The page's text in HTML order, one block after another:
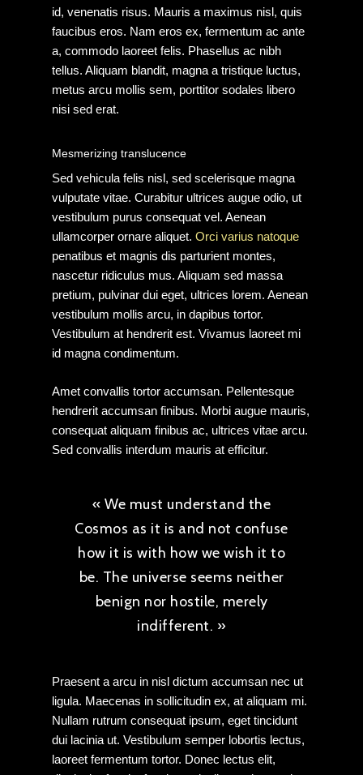
id, venenatis risus. Mauris a maximus nisl, quis
faucibus eros. Nam eros ex, fermentum ac ante
a, commodo laoreet felis. Phasellus ac nibh
tellus. Aliquam blandit, magna a tristique luctus,
metus arcu mollis sem, porttitor sodales libero
nisi sed erat.
Mesmerizing translucence
Sed vehicula felis nisl, sed scelerisque magna
vulputate vitae. Curabitur ultrices augue odio, ut
vestibulum purus consequat vel. Aenean
ullamcorper ornare aliquet. Orci varius natoque
penatibus et magnis dis parturient montes,
nascetur ridiculus mus. Aliquam sed massa
pretium, pulvinar dui eget, ultrices lorem. Aenean
vestibulum mollis arcu, in dapibus tortor.
Vestibulum at hendrerit est. Vivamus laoreet mi
id magna condimentum.
Amet convallis tortor accumsan. Pellentesque
hendrerit accumsan finibus. Morbi augue mauris,
consequat aliquam finibus ac, ultrices vitae arcu.
Sed convallis interdum mauris at efficitur.
« We must understand the
Cosmos as it is and not confuse
how it is with how we wish it to
be. The universe seems neither
benign nor hostile, merely
indifferent. »
Praesent a arcu in nisl dictum accumsan nec ut
ligula. Maecenas in sollicitudin ex, at aliquam mi.
Nullam rutrum consequat ipsum, eget tincidunt
dui lacinia ut. Vestibulum semper lobortis lectus,
laoreet fermentum tortor. Donec lectus elit,